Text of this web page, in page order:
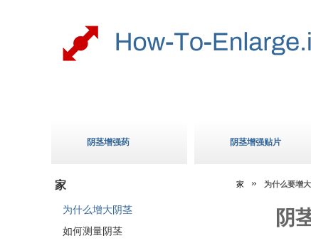
阴茎增强药 阴茎增强贴片
家
为什么增大阴茎
如何测量阴茎
家 为什么要增
阴